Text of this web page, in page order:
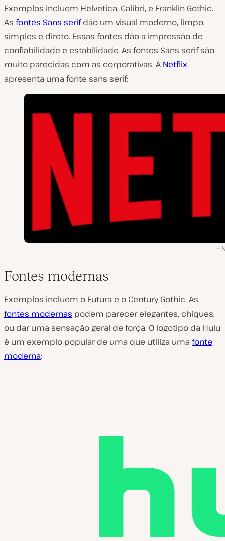
Exemplos incluem Helvetica, Calibri, e Franklin Gothic.
As fontes Sans serifdão um visual moderno, limpo,
simples e direto. Essas fontes dão a impressão de
confiabilidade e estabilidade. As fontes Sans serif são
muito parecidas com as corporativas. A Netflix
apresenta uma fonte sans serif:
Fontes modernas
Exemplos incluem o Futura e o Century Gothic. As
fontes modernas podem parecer elegantes, chiques,
ou dar uma sensação geral de força. O logotipo da Hulu
é um exemplo popular de uma que utiliza uma fonte
moderna: